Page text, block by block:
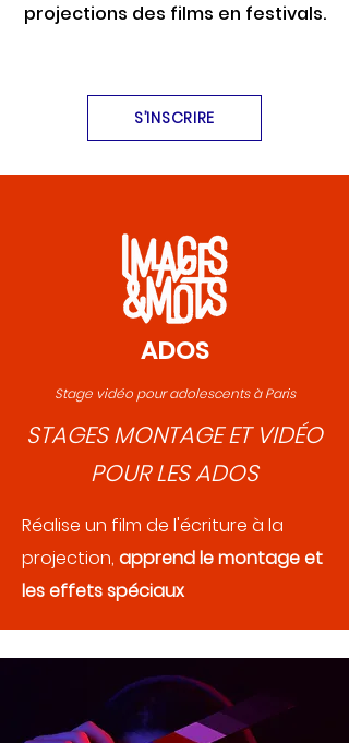
projections des films en festivals.
S’INSCRIRE
ADOS
Stage vidéo pour adolescents à Paris
STAGES MONTAGE ET VIDÉO
POUR LES ADOS
Réalise un film de l'écriture à la
projection, apprend le montage et
les effets spéciaux